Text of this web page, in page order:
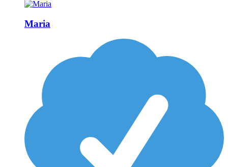
Maria